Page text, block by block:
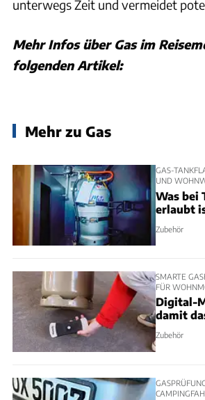
unterwegs Zeit und vermeidet
Mehr Infos über Gas im
folgenden Artikel:
Mehr zu Gas
GAS-
UND
Was bei
erlaubt
Zubehör
SMARTE
FÜR
Digital-
damit
Zubehör